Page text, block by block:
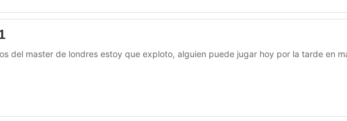
del master de londres estoy que exploto, alguien puede jugar hoy por la tarde en